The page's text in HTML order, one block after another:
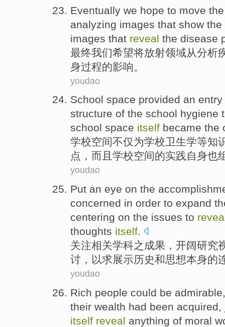
Eventually we hope to move
analyzing images that show the
images that reveal the disease
最终我们希望将放射领域从分析
身过程的影响。
youdao
School space provided an
structure of the school hygiene
school space itself became the
学校空间不仅为学校卫生学等知
点 ， 而且 学校空间的实践自身也
youdao
Put an eye on the
concerned in order to expand
centering on the issues to
thoughts itself.
关注相关学科之 成果 ，开阔研究
讨，以求展示历史和思想本身的
youdao
Rich people could be admirable
their wealth had been acquired,
itself reveal anything of moral